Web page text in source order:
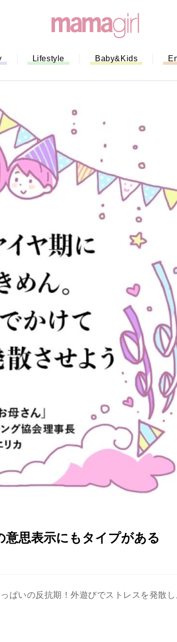
Lifestyle Baby&Kids
意思表示にもタイプがある
ぱいの反抗期！外遊びでストレスを発散し
「もう行列に並ばない！」
バイルオーダー完全ガイド
法から受け取り方までネッ